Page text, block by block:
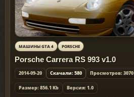
МАШИНЫ GTA 4 PORSCHE
Porsche Carrera RS 993 v1.0
2014-09-20 Скачали: 580 Просмотров: 3070
Размер: 856.1 Kb Версия: 1.0